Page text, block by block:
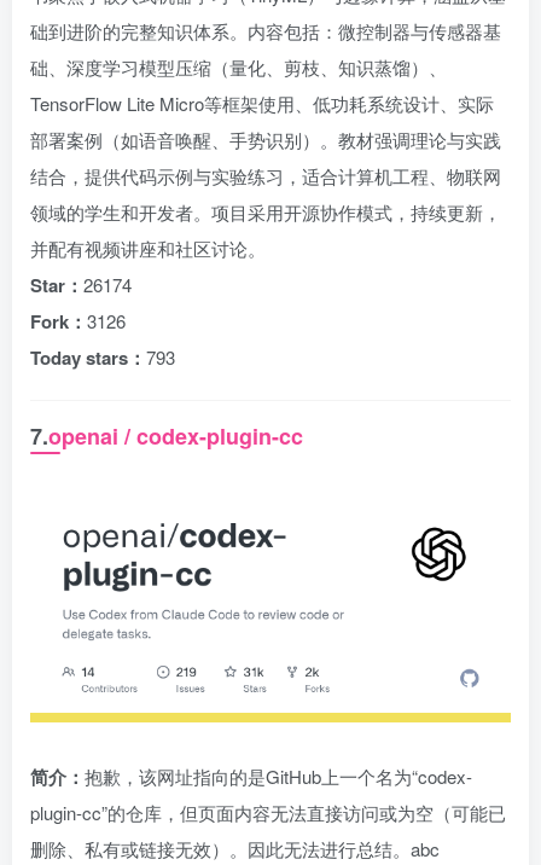
础到进阶的完整知识体系。内容包括：微控制器与传感器基
础、深度学习模型压缩（量化、剪枝、知识蒸馏）、
TensorFlow Lite Micro等框架使用、低功耗系统设计、实际
部署案例（如语音唤醒、手势识别）。教材强调理论与实践
结合，提供代码示例与实验练习，适合计算机工程、物联网
领域的学生和开发者。项目采用开源协作模式，持续更新，
并配有视频讲座和社区讨论。
Star： 26174
Fork： 3126
Today stars： 793
7.openai / codex-plugin-cc
简介： 抱歉，该网址指向的是GitHub上一个名为“codex-
plugin-cc”的仓库，但页面内容无法直接访问或为空（可能已
删除、私有或链接无效）。因此无法进行总结。abc